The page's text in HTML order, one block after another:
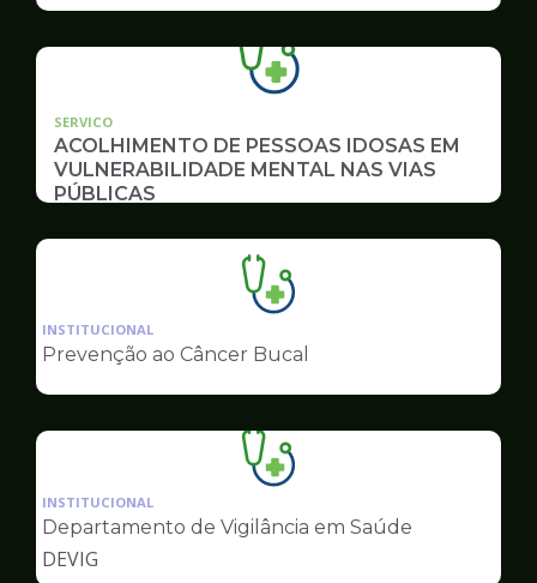
SERVICO
ACOLHIMENTO DE PESSOAS IDOSAS EM
VULNERABILIDADE MENTAL NAS VIAS
PÚBLICAS
Ilustração
da
pagina
Saúde
INSTITUCIONAL
Prevenção ao Câncer Bucal
Ilustração
da
pagina
INSTITUCIONAL
Departamento de Vigilância em Saúde
DEVIG